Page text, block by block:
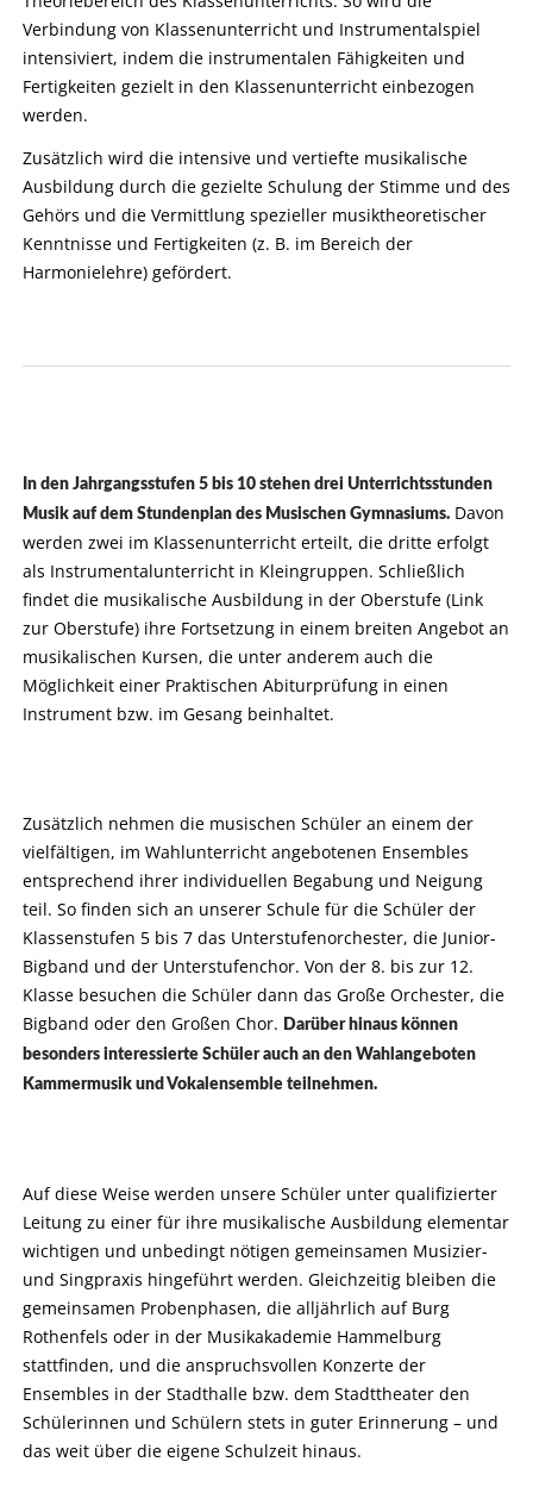
Verbindung von Klassenunterricht und Instrumentalspiel
intensiviert, indem die instrumentalen Fähigkeiten und
Fertigkeiten gezielt in den Klassenunterricht einbezogen
werden.
Zusätzlich wird die intensive und vertiefte musikalische
Ausbildung durch die gezielte Schulung der Stimme und des
Gehörs und die Vermittlung spezieller musiktheoretischer
Kenntnisse und Fertigkeiten (z. B. im Bereich der
Harmonielehre) gefördert.
In den Jahrgangsstufen 5 bis 10 stehen drei Unterrichtsstunden
Musik auf dem Stundenplan des Musischen Gymnasiums.Davon
werden zwei im Klassenunterricht erteilt, die dritte erfolgt
als Instrumentalunterricht in Kleingruppen. Schließlich
findet die musikalische Ausbildung in der Oberstufe (Link
zur Oberstufe) ihre Fortsetzung in einem breiten Angebot an
musikalischen Kursen, die unter anderem auch die
Möglichkeit einer Praktischen Abiturprüfung in einen
Instrument bzw. im Gesang beinhaltet.
Zusätzlich nehmen die musischen Schüler an einem der
vielfältigen, im Wahlunterricht angebotenen Ensembles
entsprechend ihrer individuellen Begabung und Neigung
teil. So finden sich an unserer Schule für die Schüler der
Klassenstufen 5 bis 7 das Unterstufenorchester, die Junior-
Bigband und der Unterstufenchor. Von der 8. bis zur 12.
Klasse besuchen die Schüler dann das Große Orchester, die
Bigband oder den Großen Chor. Darüber hinaus können
besonders interessierte Schüler auch an den Wahlangeboten
Kammermusik und Vokalensemble teilnehmen.
Auf diese Weise werden unsere Schüler unter qualifizierter
Leitung zu einer für ihre musikalische Ausbildung elementar
wichtigen und unbedingt nötigen gemeinsamen Musizier-
und Singpraxis hingeführt werden. Gleichzeitig bleiben die
gemeinsamen Probenphasen, die alljährlich auf Burg
Rothenfels oder in der Musikakademie Hammelburg
stattfinden, und die anspruchsvollen Konzerte der
Ensembles in der Stadthalle bzw. dem Stadttheater den
Schülerinnen und Schülern stets in guter Erinnerung – und
das weit über die eigene Schulzeit hinaus.